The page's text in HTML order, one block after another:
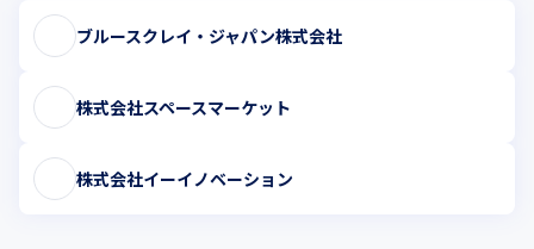
ブルースクレイ・ジャパン株式会社
株式会社スペースマーケット
株式会社イーイノベーション